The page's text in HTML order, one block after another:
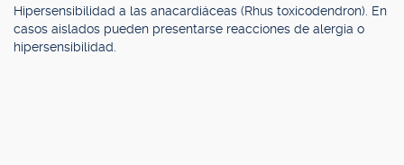
Hipersensibilidad a las anacardiáceas (Rhus toxicodendron). En
casos aislados pueden presentarse reacciones de alergia o
hipersensibilidad.